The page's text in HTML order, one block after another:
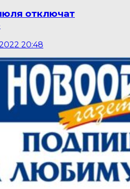
отключат
20:48